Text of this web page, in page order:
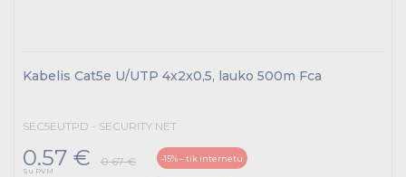
Kabelis Cat5e U/UTP 4x2x0,5, lauko 500m Fca
SEC5EUTPD - SECURITY NET
0.57 € 0.67 € -15% – tik internetu
Su PVM